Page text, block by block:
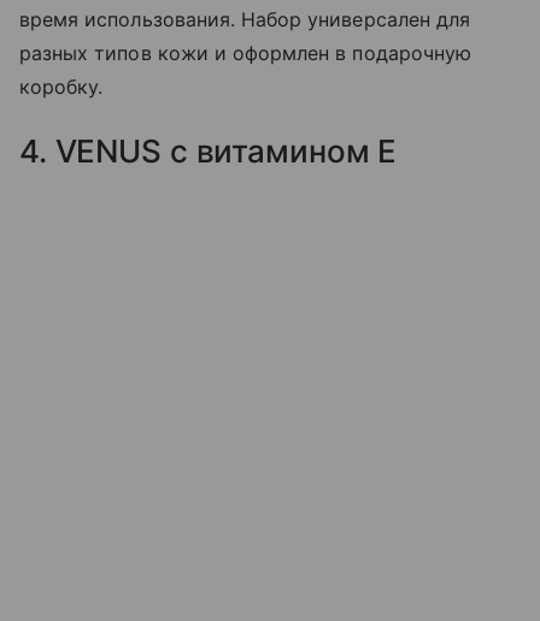
время использования. Набор универсален для
разных типов кожи и оформлен в подарочную
коробку.
4. VENUS с витамином Е